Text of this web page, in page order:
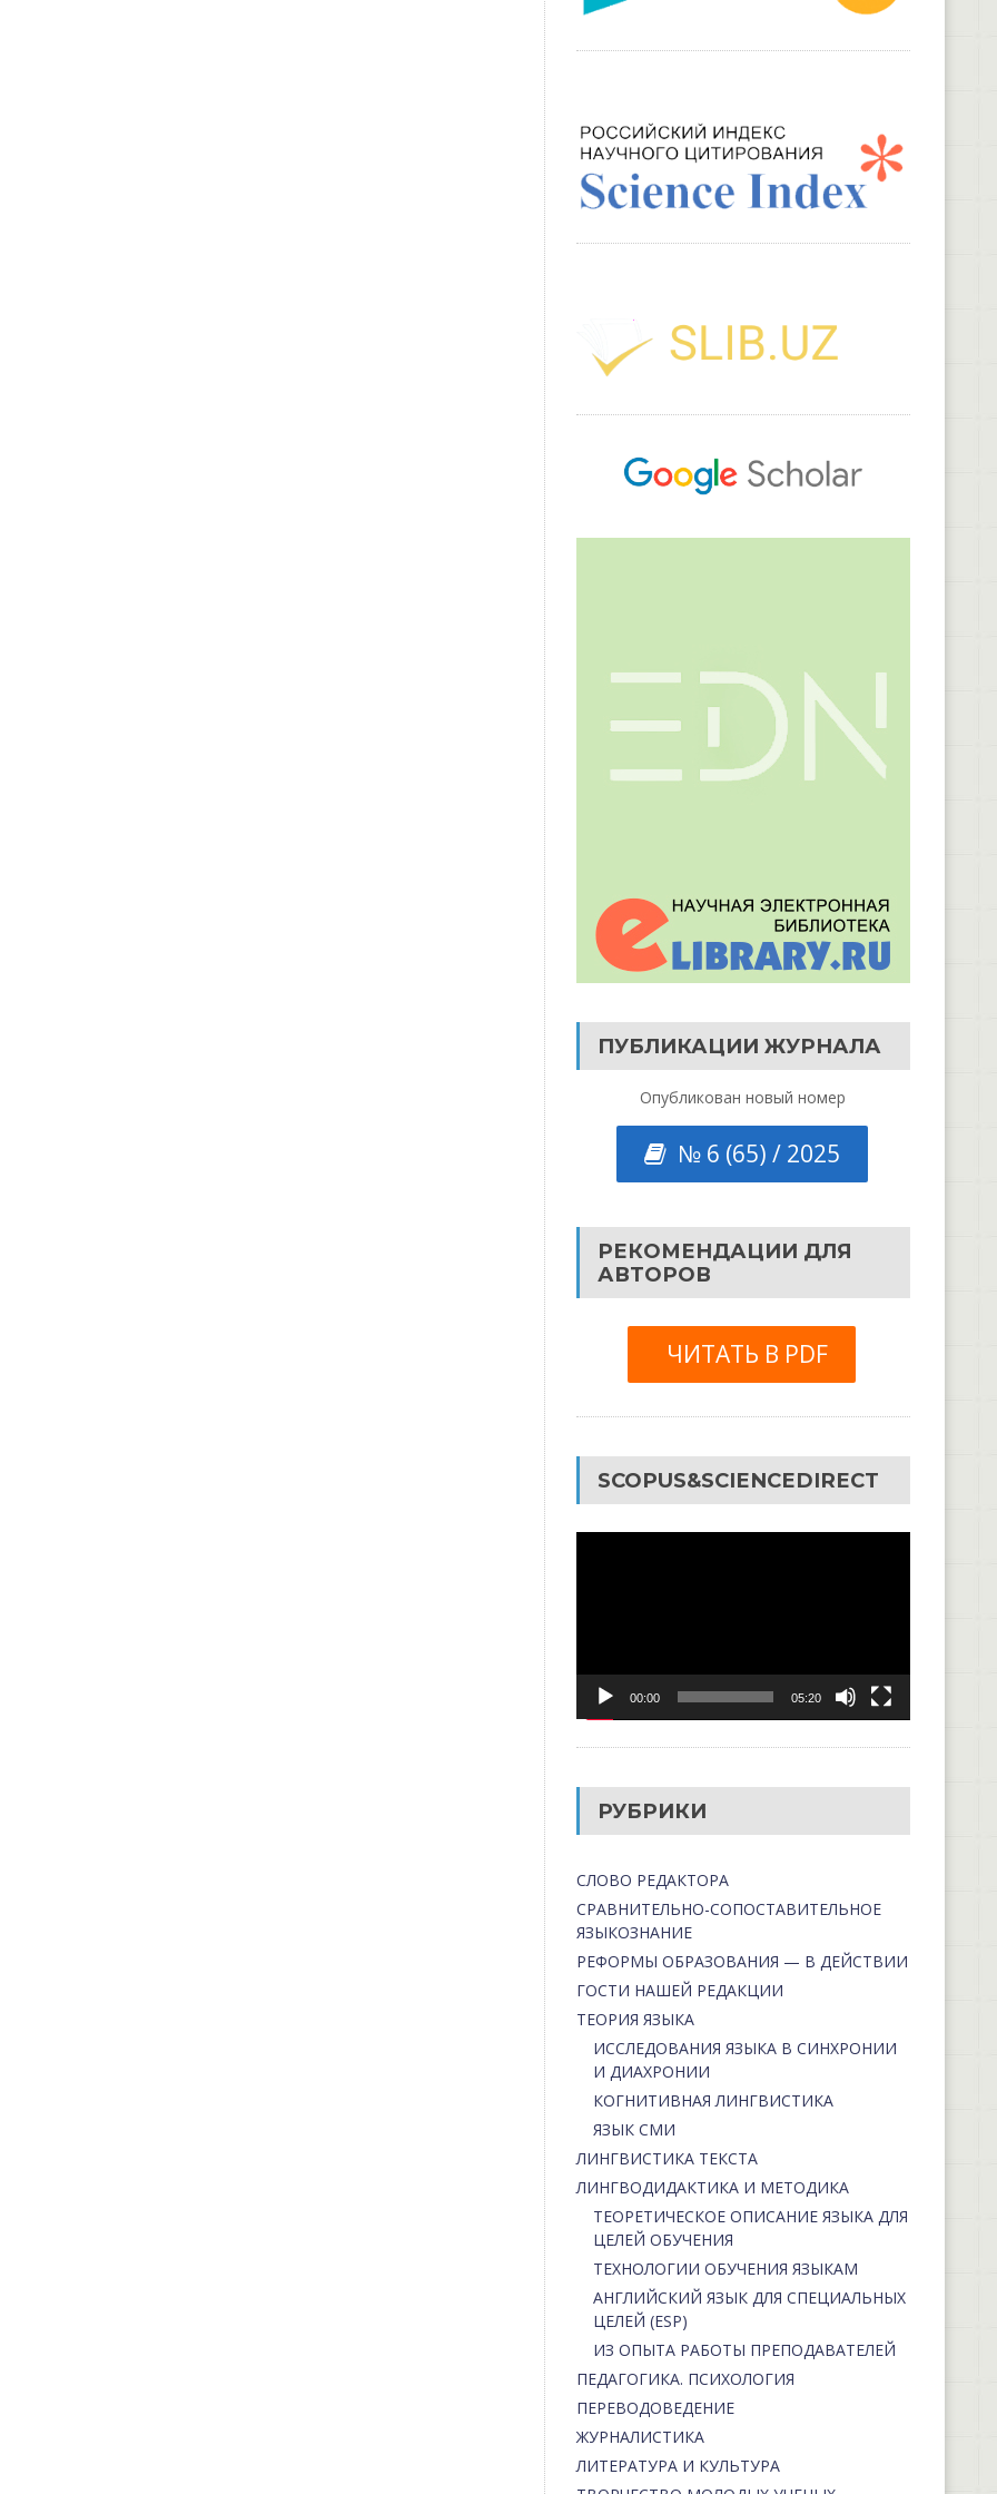
ПУБЛИКАЦИИ ЖУРНАЛА
Опубликован новый номер
№ 6 (65) / 2025
РЕКОМЕНДАЦИИ ДЛЯ
АВТОРОВ
ЧИТАТЬ В PDF
SCOPUS&SCIENCEDIRECT
00:00 05:20
РУБРИКИ
СЛОВО РЕДАКТОРА
СРАВНИТЕЛЬНО-СОПОСТАВИТЕЛЬНОЕ
ЯЗЫКОЗНАНИЕ
РЕФОРМЫ ОБРАЗОВАНИЯ — В ДЕЙСТВИИ
ГОСТИ НАШЕЙ РЕДАКЦИИ
ТЕОРИЯ ЯЗЫКА
ИССЛЕДОВАНИЯ ЯЗЫКА В СИНХРОНИИ
И ДИАХРОНИИ
КОГНИТИВНАЯ ЛИНГВИСТИКА
ЯЗЫК СМИ
ЛИНГВИСТИКА ТЕКСТА
ЛИНГВОДИДАКТИКА И МЕТОДИКА
ТЕОРЕТИЧЕСКОЕ ОПИСАНИЕ ЯЗЫКА ДЛЯ
ЦЕЛЕЙ ОБУЧЕНИЯ
ТЕХНОЛОГИИ ОБУЧЕНИЯ ЯЗЫКАМ
АНГЛИЙСКИЙ ЯЗЫК ДЛЯ СПЕЦИАЛЬНЫХ
ЦЕЛЕЙ (ESP)
ИЗ ОПЫТА РАБОТЫ ПРЕПОДАВАТЕЛЕЙ
ПЕДАГОГИКА. ПСИХОЛОГИЯ
ПЕРЕВОДОВЕДЕНИЕ
ЖУРНАЛИСТИКА
ЛИТЕРАТУРА И КУЛЬТУРА